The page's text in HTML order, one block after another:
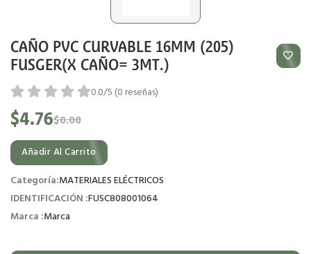
CAÑO PVC CURVABLE 16MM (205)
FUSGER(X CAÑO= 3MT.)
0.0/5 (0 reseñas)
$4.76$0.00
Añadir Al Carrito
Categoría:MATERIALES ELÉCTRICOS
IDENTIFICACIÓN :FUSC808001064
Marca :Marca